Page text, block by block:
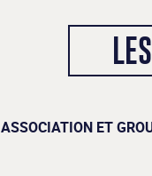
ASSOCIATION ET